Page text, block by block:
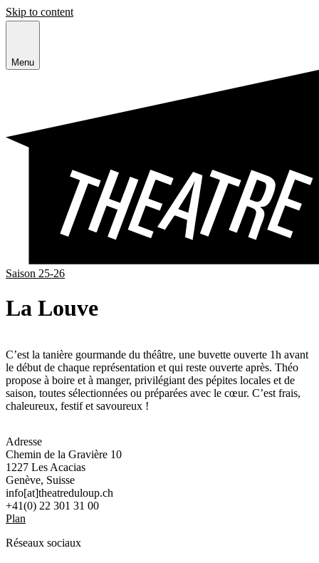
Skip to content
Menu
Saison 25-26
La Louve
C’est la tanière gourmande du théâtre, une buvette ouverte 1h avant
le début de chaque représentation et qui reste ouverte après. Théo
propose à boire et à manger, privilégiant des pépites locales et de
saison, toutes sélectionnées ou préparées avec le cœur. C’est frais,
chaleureux, festif et savoureux !
Adresse
Chemin de la Gravière 10
1227 Les Acacias
Genève, Suisse
info[at]theatreduloup.ch
+41(0) 22 301 31 00
Plan
Réseaux sociaux